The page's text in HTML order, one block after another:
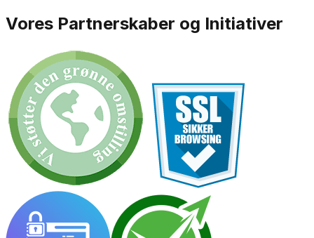
Vores Partnerskaber og Initiativer